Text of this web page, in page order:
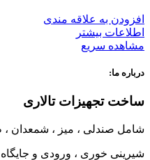
افزودن به علاقه مندی
اطلاعات بیشتر
مشاهده سریع
درباره ما:
ساخت تجهیزات تالاری
شامل صندلی ، میز ، شمعدان
شیرینی خوری ، ورودی و